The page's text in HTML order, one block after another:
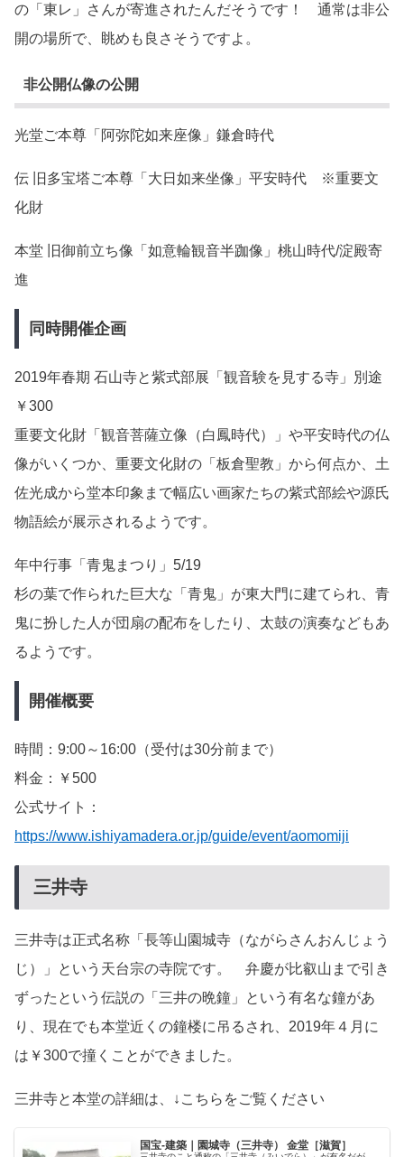
の「東レ」さんが寄進されたんだそうです！ 通常は非公
開の場所で、眺めも良さそうですよ。
非公開仏像の公開
光堂ご本尊「阿弥陀如来座像」鎌倉時代
伝 旧多宝塔ご本尊「大日如来坐像」平安時代 ※重要文
化財
本堂 旧御前立ち像「如意輪観音半跏像」桃山時代/淀殿寄
進
同時開催企画
2019年春期 石山寺と紫式部展「観音験を見する寺」別途
￥300
重要文化財「観音菩薩立像（白鳳時代）」や平安時代の仏
像がいくつか、重要文化財の「板倉聖教」から何点か、土
佐光成から堂本印象まで幅広い画家たちの紫式部絵や源氏
物語絵が展示されるようです。
年中行事「青鬼まつり」5/19
杉の葉で作られた巨大な「青鬼」が東大門に建てられ、青
鬼に扮した人が団扇の配布をしたり、太鼓の演奏などもあ
るようです。
開催概要
時間：9:00～16:00（受付は30分前まで）
料金：￥500
公式サイト：
https://www.ishiyamadera.or.jp/guide/event/aomomiji
三井寺
三井寺は正式名称「長等山園城寺（ながらさんおんじょう
じ）」という天台宗の寺院です。 弁慶が比叡山まで引き
ずったという伝説の「三井の晩鐘」という有名な鐘があ
り、現在でも本堂近くの鐘楼に吊るされ、2019年４月に
は￥300で撞くことができました。
三井寺と本堂の詳細は、↓こちらをご覧ください
国宝-建築｜園城寺（三井寺） 金堂［滋賀］